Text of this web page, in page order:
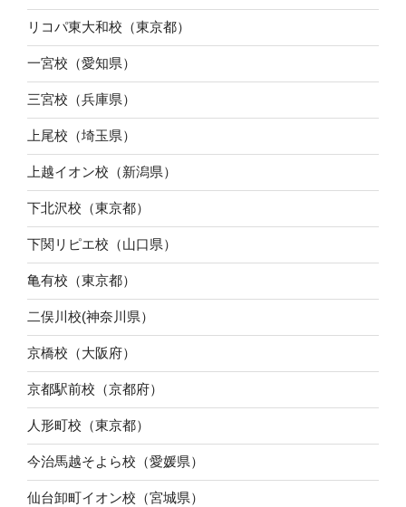
リコパ東大和校（東京都）
一宮校（愛知県）
三宮校（兵庫県）
上尾校（埼玉県）
上越イオン校（新潟県）
下北沢校（東京都）
下関リピエ校（山口県）
亀有校（東京都）
二俣川校(神奈川県）
京橋校（大阪府）
京都駅前校（京都府）
人形町校（東京都）
今治馬越そよら校（愛媛県）
仙台卸町イオン校（宮城県）